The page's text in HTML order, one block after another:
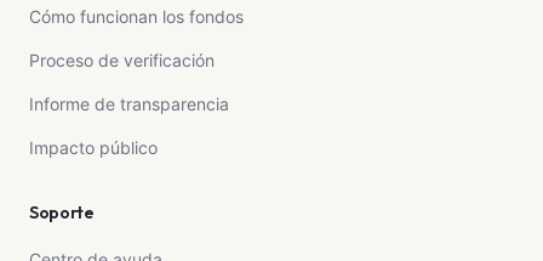
Cómo funcionan los fondos
Proceso de verificación
Informe de transparencia
Impacto público
Soporte